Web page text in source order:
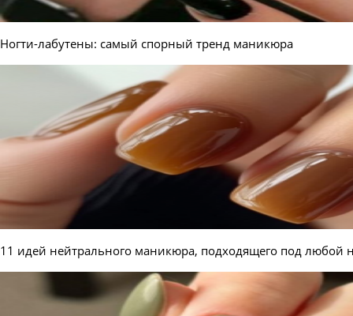
Ногти-лабутены: самый спорный тренд маникюра
11 идей нейтрального маникюра, подходящего под любой